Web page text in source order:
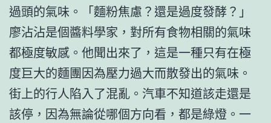
過頭的氣味。「麵粉焦慮？還是過度發酵？」
廖沾沾是個醬料學家，對所有食物相關的氣味
都極度敏感。他聞出來了，這是一種只有在極
度巨大的麵團因為壓力過大而散發出的氣味。
街上的行人陷入了混亂。汽車不知道該走還是
該停，因為無論從哪個方向看，都是綠燈。一